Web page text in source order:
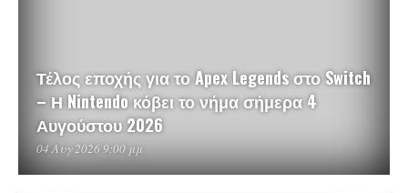
Τέλος εποχής για το Apex Legends στο Switch
– Η Nintendo κόβει το νήμα σήμερα 4
Αυγούστου 2026
04 Αυγ 2026 9:00 μμ